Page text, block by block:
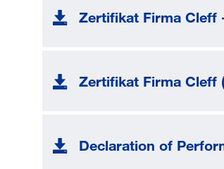
Zertifikat Firma Cleff
Zertifikat Firma Cleff
Declaration of